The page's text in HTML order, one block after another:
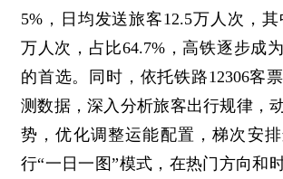
5%，日均发送旅客12.5万人次，其
万人次，占比64.7%，高铁逐步成
的首选。同时，依托铁路12306客
测数据，深入分析旅客出行规律，
势，优化调整运能配置，梯次安
行“一日一图”模式，在热门方向和